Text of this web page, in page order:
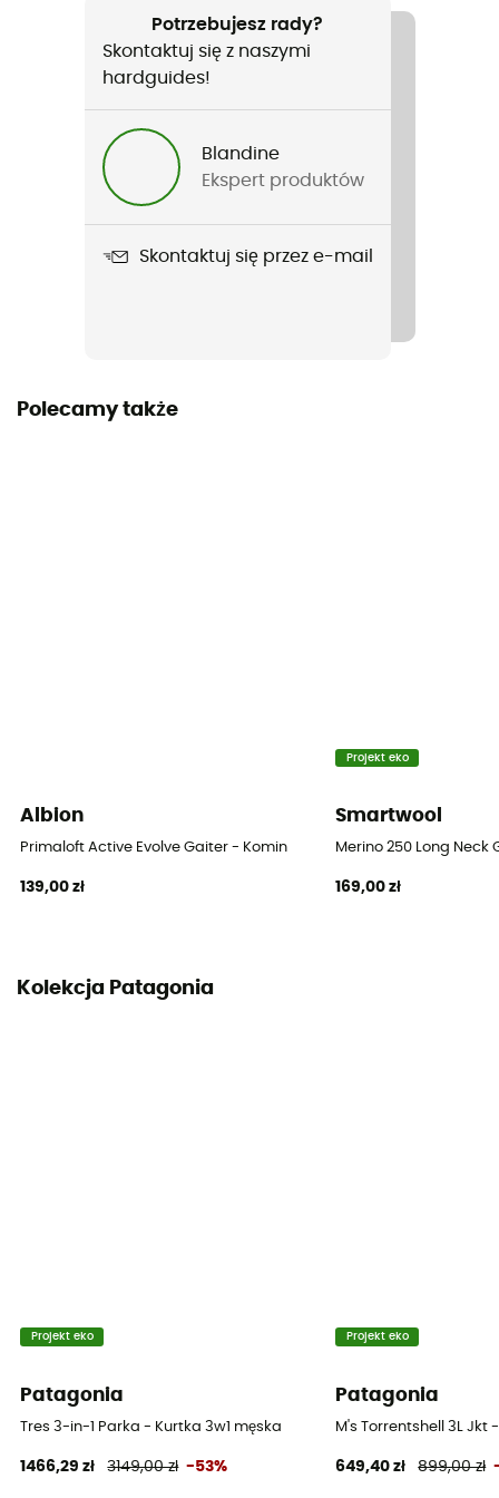
Narciarstwo zjazdowe / Codzienny użytek / Narty
Mężczyźni / Kobiety
Nazwa produktu
Potrzebujesz rady?
Skontaktuj się z naszymi
hardguides!
Blandine
Ekspert produktów
Skontaktuj się przez e-mail
Polecamy także
Albion
Primaloft Active Evolve Gaiter - Komin
139,00 zł
Projekt eko
Smartwool
Merino 250 Long Neck
169,00 zł
Kolekcja Patagonia
Projekt eko
Patagonia
Tres 3-in-1 Parka - Kurtka 3w1 męska
1466,29 zł 3149,00 zł -53%
Projekt eko
Patagonia
M's Torrentshell 3L
649,40 zł 899,00 zł